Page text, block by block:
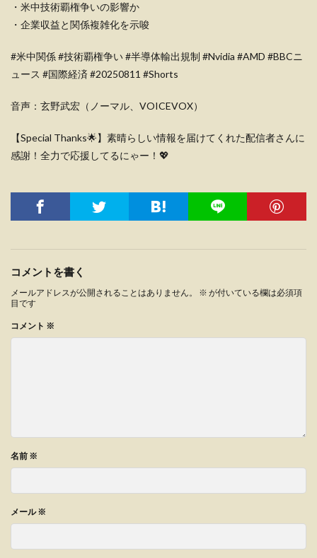
・米中技術覇権争いの影響か
・企業収益と関係複雑化を示唆
#米中関係 #技術覇権争い #半導体輸出規制 #Nvidia #AMD #BBCニ
ュース #国際経済 #20250811 #Shorts
音声：玄野武宏（ノーマル、VOICEVOX）
【Special Thanks🌟】素晴らしい情報を届けてくれた配信者さんに
感謝！全力で応援してるにゃー！💖
コメントを書く
メールアドレスが公開されることはありません。 ※ が付いている欄は必須項
目です
コメント ※
名前 ※
メール※